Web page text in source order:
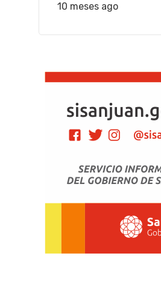
10 meses ago